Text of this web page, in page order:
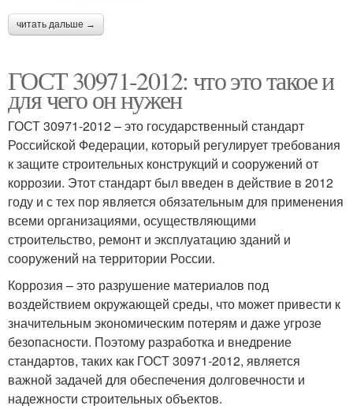
читать дальше →
ГОСТ 30971-2012: что это такое и
для чего он нужен
ГОСТ 30971-2012 – это государственный стандарт
Российской Федерации, который регулирует требования
к защите строительных конструкций и сооружений от
коррозии. Этот стандарт был введен в действие в 2012
году и с тех пор является обязательным для применения
всеми организациями, осуществляющими
строительство, ремонт и эксплуатацию зданий и
сооружений на территории России.
Коррозия – это разрушение материалов под
воздействием окружающей среды, что может привести к
значительным экономическим потерям и даже угрозе
безопасности. Поэтому разработка и внедрение
стандартов, таких как ГОСТ 30971-2012, является
важной задачей для обеспечения долговечности и
надежности строительных объектов.